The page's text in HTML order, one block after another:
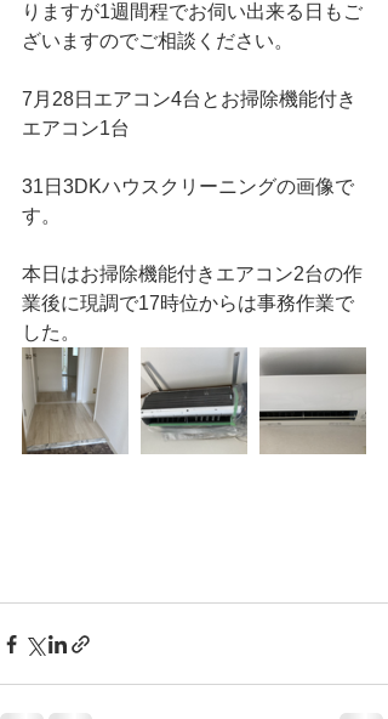
りますが1週間程でお伺い出来る日もご
ざいますのでご相談ください。
7月28日エアコン4台とお掃除機能付き
エアコン1台
31日3DKハウスクリーニングの画像で
す。
本日はお掃除機能付きエアコン2台の作
業後に現調で17時位からは事務作業で
した。